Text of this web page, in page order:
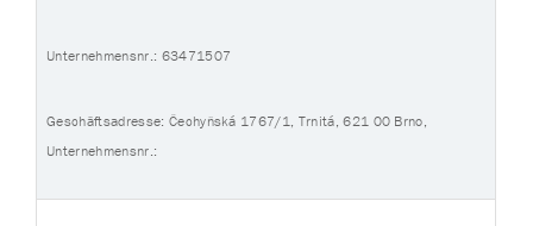
Unternehmensnr.: 63471507
Geschäftsadresse: Čechyňská 1767/1, Trnitá, 621 00 Brno,
Unternehmensnr.: